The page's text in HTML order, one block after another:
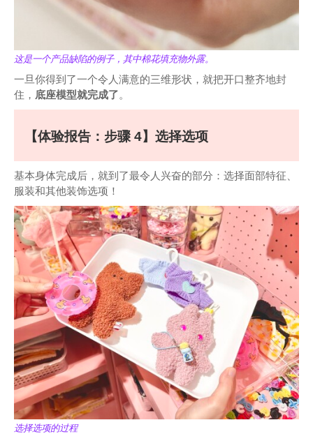
这是一个产品缺陷的例子，其中棉花填充物外露。
一旦你得到了一个令人满意的三维形状，就把开口整齐地封
住， 底座模型就完成了。
【体验报告：步骤 4】选择选项
基本身体完成后，就到了最令人兴奋的部分：选择面部特征、
服装和其他装饰选项！
选择选项的过程